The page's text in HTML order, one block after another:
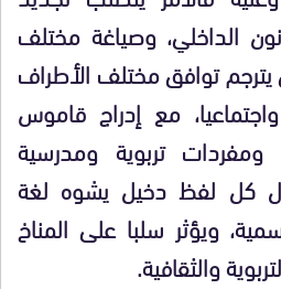
الداخلي، وصياغة مختلف
توافق مختلف الأطراف
واجتماعيا، مع إدراج قاموس
تربوية ومدرسية
كل لفظ دخيل يشوه لغة
ويؤثر سلبا على المناخ
والثقافية.